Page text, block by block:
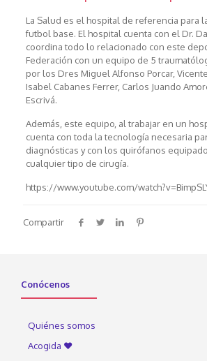
La Salud es el hospital de referencia para
futbol base. El hospital cuenta con el Dr.
coordina todo lo relacionado con este
Federación con un equipo de 5
por los Dres Miguel Alfonso Porcar,
Isabel Cabanes Ferrer, Carlos Juando
Escrivá.
Además, este equipo, al trabajar en un
cuenta con toda la tecnología necesaria
diagnósticas y con los quirófanos
cualquier tipo de cirugía.
https://www.youtube.com/
Compartir
Conócenos
Quiénes somos
Acogida ♥